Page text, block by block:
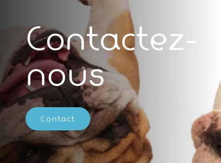
Contactez-
nous
Contact